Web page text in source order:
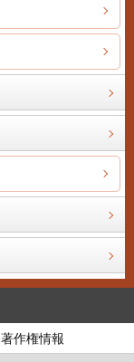
著作権情報